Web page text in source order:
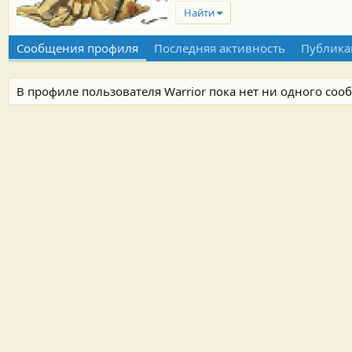
Найти
Сообщения профиля Последняя активность
В профиле пользователя Warrior пока нет ни одного